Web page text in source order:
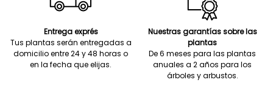
Entrega exprés
Tus plantas serán entregadas a
domicilio entre 24 y 48 horas o
en la fecha que elijas.
Nuestras garantías sobre las
plantas
De 6 meses para las plantas
anuales a 2 años para los
árboles y arbustos.